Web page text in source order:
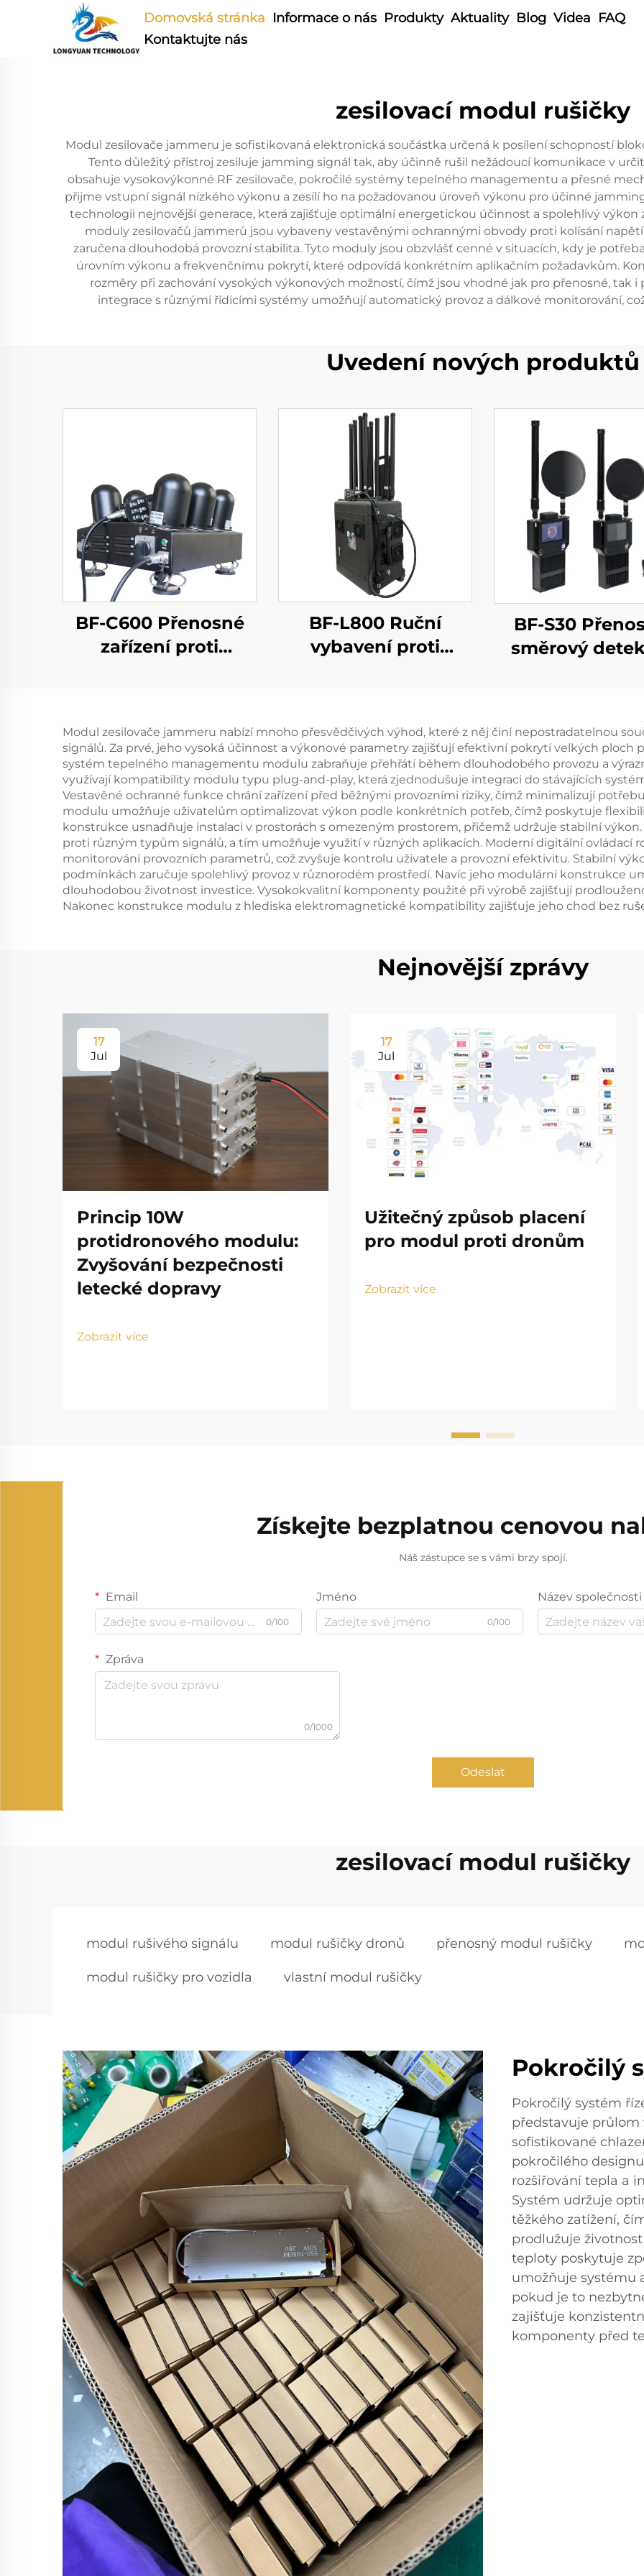
Domovská stránka Informace o nás Produkty Aktuality Blog Videa FAQ
Kontaktujte nás
zesilovací modul rušičky
Modul zesilovače jammeru je sofistikovaná elektronická součástka určená k posílení schopností
Tento důležitý přístroj zesiluje jamming signál tak, aby účinně rušil nežádoucí komunikace v
obsahuje vysokovýkonné RF zesilovače, pokročilé systémy tepelného managementu a přesné
přijme vstupní signál nízkého výkonu a zesílí ho na požadovanou úroveň výkonu pro účinné
technologii nejnovější generace, která zajišťuje optimální energetickou účinnost a spolehlivý
moduly zesilovačů jammerů jsou vybaveny vestavěnými ochrannými obvody proti kolísání
zaručena dlouhodobá provozní stabilita. Tyto moduly jsou obzvlášť cenné v situacích, kdy je
úrovním výkonu a frekvenčnímu pokrytí, které odpovídá konkrétním aplikačním požadavkům.
rozměry při zachování vysokých výkonových možností, čímž jsou vhodné jak pro přenosné, tak
integrace s různými řídicími systémy umožňují automatický provoz a dálkové monitorování,
Uvedení nových produktů
BF-C600 Přenosné
zařízení proti
BF-L800 Ruční
vybavení proti
BF-S30
směrový
Modul zesilovače jammeru nabízí mnoho přesvědčivých výhod, které z něj činí nepostradatelnou
signálů. Za prvé, jeho vysoká účinnost a výkonové parametry zajišťují efektivní pokrytí velkých ploch
systém tepelného managementu modulu zabraňuje přehřátí během dlouhodobého provozu a
využívají kompatibility modulu typu plug-and-play, která zjednodušuje integraci do stávajících
Vestavěné ochranné funkce chrání zařízení před běžnými provozními riziky, čímž minimalizují
modulu umožňuje uživatelům optimalizovat výkon podle konkrétních potřeb, čímž poskytuje
konstrukce usnadňuje instalaci v prostorách s omezeným prostorem, přičemž udržuje stabilní
proti různým typům signálů, a tím umožňuje využití v různých aplikacích. Moderní digitální ovládací
monitorování provozních parametrů, což zvyšuje kontrolu uživatele a provozní efektivitu. Stabilní
podmínkách zaručuje spolehlivý provoz v různorodém prostředí. Navíc jeho modulární konstrukce
dlouhodobou životnost investice. Vysokokvalitní komponenty použité při výrobě zajišťují
Nakonec konstrukce modulu z hlediska elektromagnetické kompatibility zajišťuje jeho chod bez
Nejnovější zprávy
17
Jul
Princip 10W
protidronového modulu:
Zvyšování bezpečnosti
letecké dopravy
Zobrazit více
17
Jul
Užitečný způsob placení
pro modul proti dronům
Zobrazit více
Získejte bezplatnou cenovou
Náš zástupce se s vámi brzy spojí.
Email
0/100
Jméno
0/100
Název společnosti
Zpráva
0/1000
Odeslat
zesilovací modul rušičky
modul rušivého signálu modul rušičky dronů přenosný modul rušičky
modul rušičky pro vozidla vlastní modul rušičky
Pokročilý
Pokročilý systém
představuje průlom
sofistikované
pokročilého
rozšiřování tepla a
Systém udržuje
těžkého zatížení,
prodlužuje
teploty poskytuje
umožňuje systému
pokud je to
zajišťuje
komponenty před